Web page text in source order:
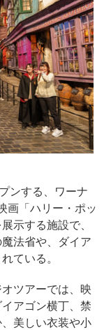
ンする、ワーナ
画「ハリー・ポッ
示する施設で、
法省や、ダイア
ている。
ツアーでは、映
アゴン横丁、禁
美しい衣装や小